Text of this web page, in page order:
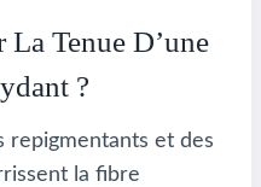
Tenue D’une
?
repigmentants et des
la fibre